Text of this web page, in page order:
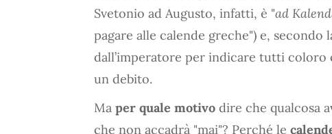
Svetonio ad Augusto, infatti, è "ad
pagare alle calende greche") e,
dall’imperatore per indicare tutti coloro
un debito.
Ma per quale motivo dire che qualcosa
che non accadrà "mai"? Perché le